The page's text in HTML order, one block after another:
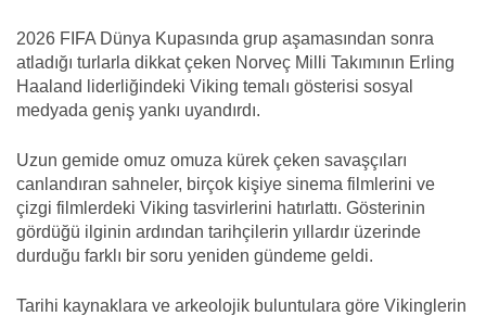
2026 FIFA Dünya Kupasında grup aşamasından sonra
atladığı turlarla dikkat çeken Norveç Milli Takımının Erling
Haaland liderliğindeki Viking temalı gösterisi sosyal
medyada geniş yankı uyandırdı.
Uzun gemide omuz omuza kürek çeken savaşçıları
canlandıran sahneler, birçok kişiye sinema filmlerini ve
çizgi filmlerdeki Viking tasvirlerini hatırlattı. Gösterinin
gördüğü ilginin ardından tarihçilerin yıllardır üzerinde
durduğu farklı bir soru yeniden gündeme geldi.
Tarihi kaynaklara ve arkeolojik buluntulara göre Vikinglerin